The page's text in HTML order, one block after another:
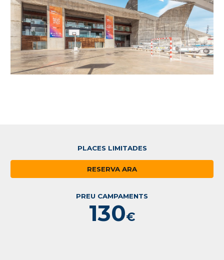
PLACES LIMITADES
RESERVA ARA
PREU CAMPAMENTS
130€